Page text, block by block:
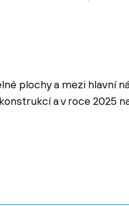
plochy a mezi hlavní
a v roce 2025